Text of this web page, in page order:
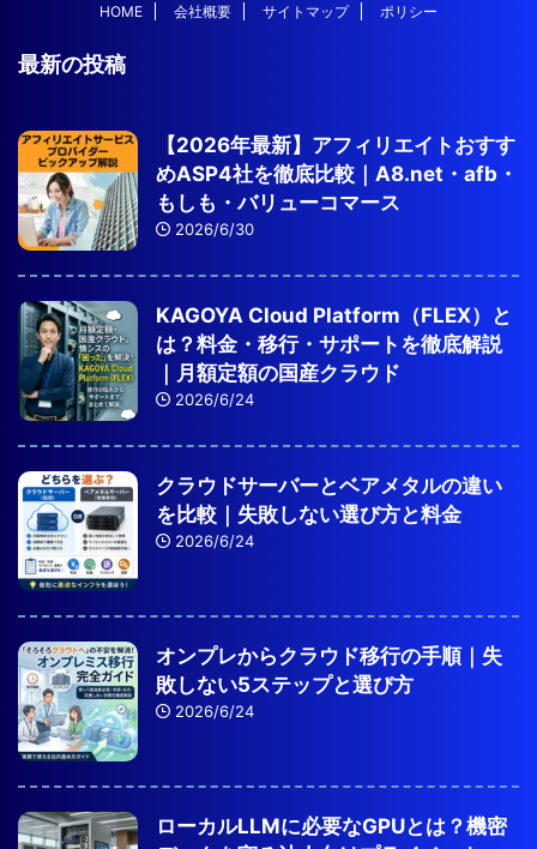
HOME 会社概要 サイトマップ ポリシー
最新の投稿
【2026年最新】アフィリエイトおすす
めASP4社を徹底比較｜A8.net・afb・
もしも・バリューコマース
2026/6/30
KAGOYA Cloud Platform（FLEX）と
は？料金・移行・サポートを徹底解説
｜月額定額の国産クラウド
2026/6/24
クラウドサーバーとベアメタルの違い
を比較｜失敗しない選び方と料金
2026/6/24
オンプレからクラウド移行の手順｜失
敗しない5ステップと選び方
2026/6/24
ローカルLLMに必要なGPUとは？機密